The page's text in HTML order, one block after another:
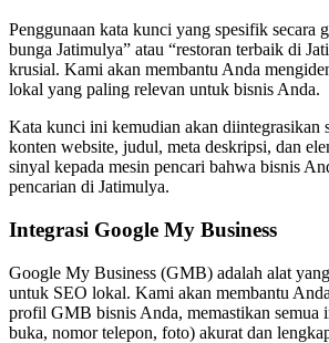
Penggunaan kata kunci yang spesifik secara
bunga Jatimulya” atau “restoran terbaik di
krusial. Kami akan membantu Anda
lokal yang paling relevan untuk bisnis Anda.
Kata kunci ini kemudian akan diintegrasikan
konten website, judul, meta deskripsi, dan
sinyal kepada mesin pencari bahwa bisnis
pencarian di Jatimulya.
Integrasi Google My Business
Google My Business (GMB) adalah alat
untuk SEO lokal. Kami akan membantu
profil GMB bisnis Anda, memastikan semua
buka, nomor telepon, foto) akurat dan